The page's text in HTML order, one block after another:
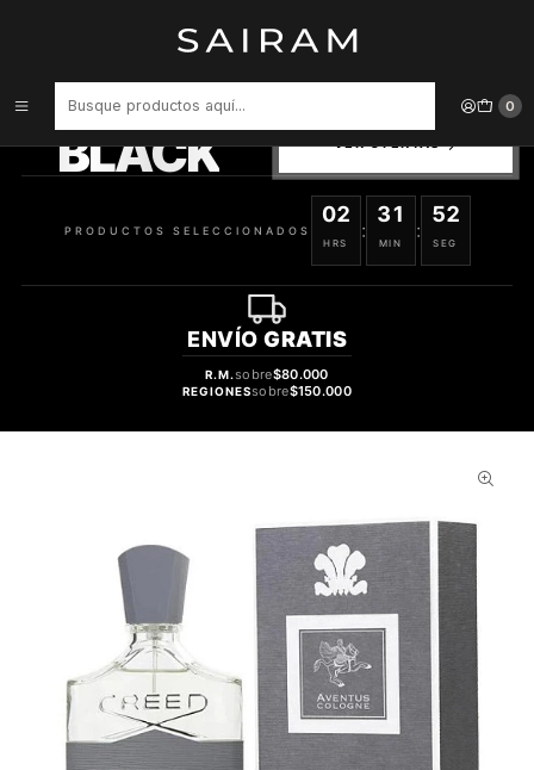
0
PERFUME CREED AVENTUS COLOGNE HOMBRE EDP 100 ML
BLACK
SELECCIONADOS
PRODUCTOS SELECCIONADOS
02
HRS
:
31
MIN
:
52
SEG
ENVÍO GRATIS
R.M.sobre$80.000
REGIONESsobre$150.000